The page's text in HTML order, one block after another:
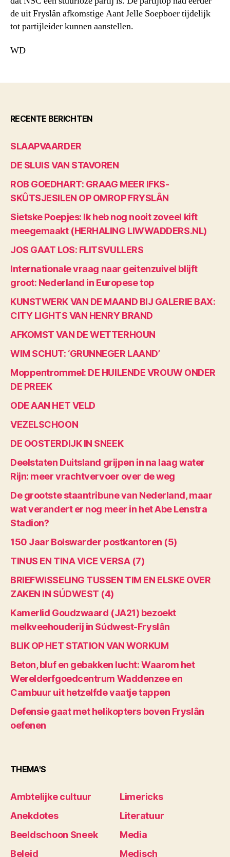
de uit Fryslân afkomstige Aant Jelle Soepboer tijdelijk
tot partijleider kunnen aanstellen.
WD
RECENTE BERICHTEN
SLAAPVAARDER
DE SLUIS VAN STAVOREN
ROB GOEDHART: GRAAG MEER IFKS-
SKÛTSJESILEN OP OMROP FRYSLÂN
Sietske Poepjes: Ik heb nog nooit zoveel kift
meegemaakt (HERHALING LIWWADDERS.NL)
JOS GAAT LOS: FLITSVULLERS
Internationale vraag naar geitenzuivel blijft
groot: Nederland in Europese top
KUNSTWERK VAN DE MAAND BIJ GALERIE BAX:
CITY LIGHTS VAN HENRY BRAND
AFKOMST VAN DE WETTERHOUN
WIM SCHUT: ‘GRUNNEGER LAAND’
Moppentrommel: DE HUILENDE VROUW ONDER
DE PREEK
ODE AAN HET VELD
VEZELSCHOON
DE OOSTERDIJK IN SNEEK
Deelstaten Duitsland grijpen in na laag water
Rijn: meer vrachtvervoer over de weg
De grootste staantribune van Nederland, maar
wat verandert er nog meer in het Abe Lenstra
Stadion?
150 Jaar Bolswarder postkantoren (5)
TINUS EN TINA VICE VERSA (7)
BRIEFWISSELING TUSSEN TIM EN ELSKE OVER
ZAKEN IN SÚDWEST (4)
Kamerlid Goudzwaard (JA21) bezoekt
melkveehouderij in Súdwest-Fryslân
BLIK OP HET STATION VAN WORKUM
Beton, bluf en gebakken lucht: Waarom het
Werelderfgoedcentrum Waddenzee en
Cambuur uit hetzelfde vaatje tappen
Defensie gaat met helikopters boven Fryslân
oefenen
THEMA'S
Ambtelijke cultuur
Anekdotes
Beeldschoon Sneek
Beleid
Limericks
Literatuur
Media
Medisch